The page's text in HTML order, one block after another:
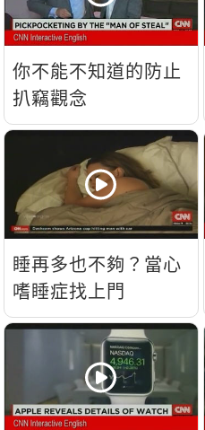
你不能不知道的防止
扒竊觀念
睡再多也不夠？當心
嗜睡症找上門